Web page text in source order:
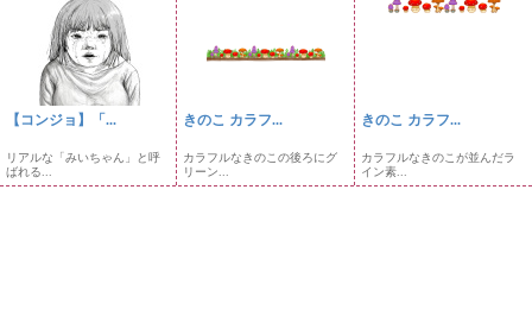
【コンジョ】「...
リアルな「みいちゃん」と呼
ばれる...
きのこ カラフ...
カラフルなきのこの後ろにグ
リーン...
きのこ カラフ...
カラフルなきのこが並んだラ
イン素...